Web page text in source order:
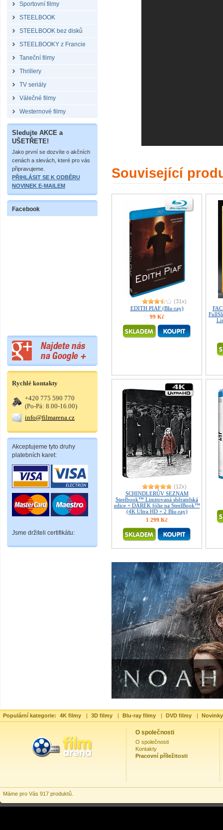
Sportovní filmy
STEELBOOK
STEELBOOK bez disků
STEELBOOKY z Francie
Taneční filmy
Thrillery
TV seriály
Válečné filmy
Westernové filmy
Sledujte AKCE a
UŠETŘETE!
Jako první se dozvíte o akčních
cenách a slevách, které pro vás
připravujeme.
PŘIHLÁSIT SE K ODBĚRU
NOVINEK E-MAILEM
Facebook
Rychlé kontakty
+420 775 590 770
(Po-Pá: 8.00-16.00)
info@filmarena.cz
Akceptujeme tyto druhy
platebních karet:
Jsme držiteli certifikátu:
Související
(31x)
EDITH PIAF (Blu-ray)
99 Kč
(12x)
SCHINDLERŮV SEZNAM
Steelbook™ Limitovaná sběratelská
edice + DÁREK fólie na SteelBook™
(4K Ultra HD + 2 Blu-ray)
1 299 Kč
Populární kategorie: 4K filmy | 3D filmy | Blu-ray filmy | DVD filmy |
O společnosti
O společnosti
Kontakty
Pracovní příležitosti
Máme pro Vás 917 produktů.